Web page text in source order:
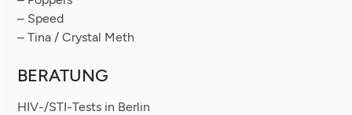
– Speed
– Tina / Crystal Meth
BERATUNG
HIV-/STI-Tests in Berlin